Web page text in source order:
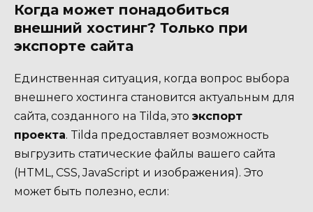
Когда может понадобиться
внешний хостинг? Только при
экспорте сайта
Единственная ситуация, когда вопрос выбора
внешнего хостинга становится актуальным для
сайта, созданного на Tilda, это экспорт
проекта. Tilda предоставляет возможность
выгрузить статические файлы вашего сайта
(HTML, CSS, JavaScript и изображения). Это
может быть полезно, если: